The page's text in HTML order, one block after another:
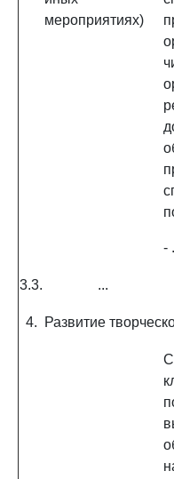
мероприятиях)
-
3.3. ...
4. Развитие